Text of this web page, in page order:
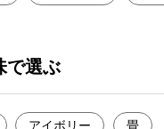
で選ぶ
アイボリー 畳